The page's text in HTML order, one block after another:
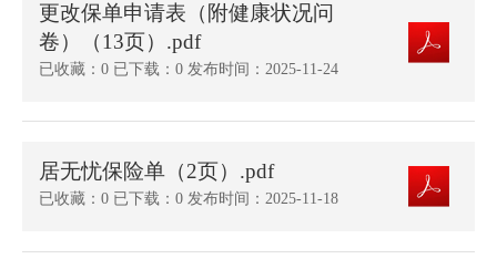
更改保单申请表（附健康状况问
卷）（13页）.pdf
已收藏：0 已下载：0 发布时间：2025-11-24
居无忧保险单（2页）.pdf
已收藏：0 已下载：0 发布时间：2025-11-18